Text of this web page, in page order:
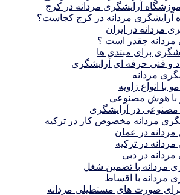
آرایشگری مردانه در کرج
آرایشگری مردانه در کرج کجاست؟
مردانه در ايران
مردانه چقدر است ؟
برای مبتدی ها
و فنی حرفه ای آرایشگری
مردانه
با انواع زاویه
با هوش مصنوعی
در آرایشگری
مردانه مخصوص کار در ترکیه
مردانه در عمان
در ترکیه
در دبی
مردانه با تضمین شغل
مردانه با اقساط
صورت های مستطیلی مردانه